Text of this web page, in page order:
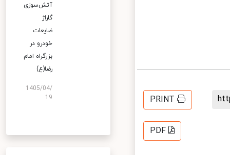
PRINT
PDF
آتش‌سوزی
گاراژ
ضایعات
خودرو در
بزرگراه امام
رضا(ع)
1405/04/
19